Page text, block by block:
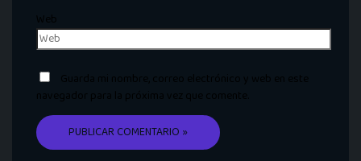
Web
Guarda mi nombre, correo electrónico y web en este
navegador para la próxima vez que comente.